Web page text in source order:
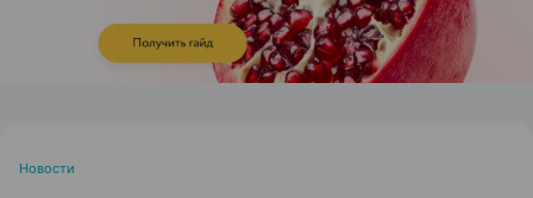
Новости